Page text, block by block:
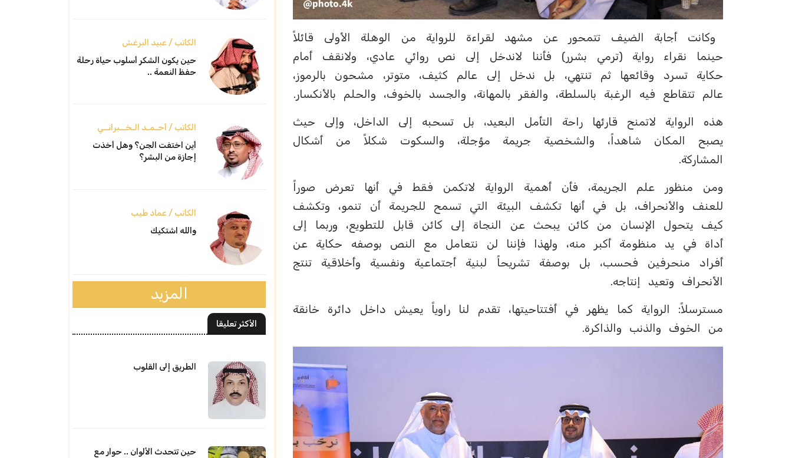
وكانت أجابة الضيف تتمحور عن مشهد لقراءة للرواية من الوهلة الأولى قائلاً
حينما نقراء رواية (ترمي بشرر) فأننا لاندخل إلى نص روائي عادي، ولانقف أمام
حكاية تسرد وقائعها ثم تنتهي، بل ندخل إلى عالم كثيف، متوتر، مشحون بالرموز،
عالم تتقاطع فيه الرغبة بالسلطة، والفقر بالمهانة، والجسد بالخوف، والحلم بالأنكسار.
هذه الرواية لاتمنح قارئها راحة التأمل البعيد، بل تسحبه إلى الداخل، وإلى حيث
يصبح المكان شاهداً، والشخصية جريمة مؤجلة، والسكوت شكلاً من أشكال
المشاركة.
‏ومن منظور علم الجريمة، فأن أهمية الرواية لاتكمن فقط في أنها تعرض صوراً
للعنف والأنحراف، بل في أنها تكشف البيئة التي تسمح للجريمة أن تنمو، وتكشف
كيف يتحول الإنسان من كائن يبحث عن النجاة إلى كائن قابل للتطويع، وربما إلى
أداة في يد منظومة أكبر منه، ولهذا فإننا لن نتعامل مع النص بوصفه حكاية عن
أفراد منحرفين فحسب، بل بوصفة تشريحاً لبنية أجتماعية ونفسية وأخلاقية تنتج
الأنحراف وتعيد إنتاجه.
‏مسترسلاً: الرواية كما يظهر في أفتتاحيتها، تقدم لنا راوياً يعيش داخل دائرة خانقة
من الخوف والذنب والذاكرة.
الكاتب / عبيد البرغش
حين يكون الشكر أسلوب حياة رحلة
حفظ النعمة ..
الكاتب / أحـمـد الـخــبرانــي
أين اختفت الجن؟ وهل أخذت
إجازة من البشر؟
الكاتب / عماد طيب
والله اشتكيك
المزيد
الأكثر تعليقا
الطريق إلى القلوب
حين تتحدث الألوان .. حوار مع